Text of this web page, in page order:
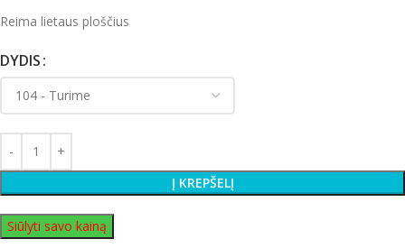
Reima lietaus ploščius
DYDIS
Į KREPŠELĮ
Siūlyti savo kainą